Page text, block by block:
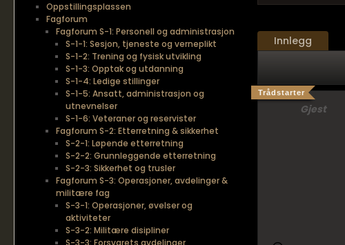
Innlegg
Gjest
Trådstarter
Oppstillingsplassen
Fagforum
Fagforum S-1: Personell og administrasjon
S-1-1: Sesjon, tjeneste og verneplikt
S-1-2: Trening og fysisk utvikling
S-1-3: Opptak og utdanning
S-1-4: Ledige stillinger
S-1-5: Ansatt, administrasjon og
utnevnelser
S-1-6: Veteraner og reservister
Fagforum S-2: Etterretning & sikkerhet
S-2-1: Løpende etterretning
S-2-2: Grunnleggende etterretning
S-2-3: Sikkerhet og trusler
Fagforum S-3: Operasjoner, avdelinger &
militære fag
S-3-1: Operasjoner, øvelser og
aktiviteter
S-3-2: Militære disipliner
S-3-3: Forsvarets avdelinger